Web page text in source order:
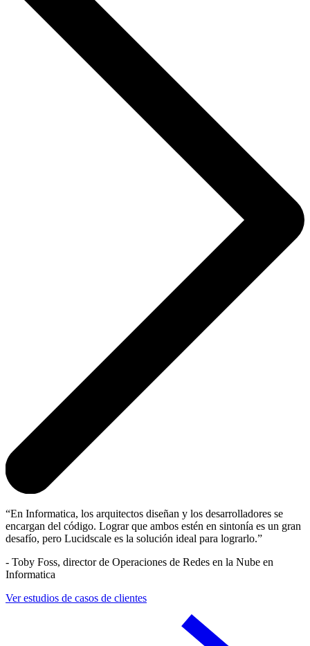
En Informatica, los arquitectos diseñan y los desarrolladores se
encargan del código. Lograr que ambos estén en sintonía es un gran
desafío, pero Lucidscale es la solución ideal para lograrlo.
- Toby Foss, director de Operaciones de Redes en la Nube en
Informatica
Ver estudios de casos de clientes